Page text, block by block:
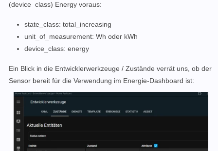
(device_class) Energy voraus:
state_class: total_increasing
unit_of_measurement: Wh oder kWh
device_class: energy
Ein Blick in die Entwicklerwerkzeuge / Zustände verrät uns, ob der
Sensor bereit für die Verwendung im Energie-Dashboard ist: